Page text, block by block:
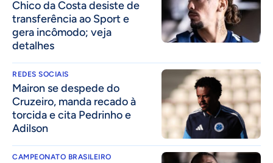
Chico da Costa desiste de
transferência ao Sport e
gera incômodo; veja
detalhes
REDES SOCIAIS
Mairon se despede do
Cruzeiro, manda recado à
torcida e cita Pedrinho e
Adilson
CAMPEONATO BRASILEIRO